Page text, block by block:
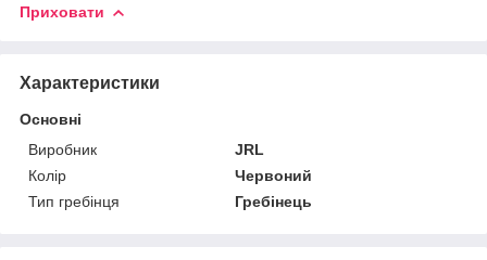
Приховати
Характеристики
Основні
Виробник
JRL
Колір
Червоний
Тип гребінця
Гребінець